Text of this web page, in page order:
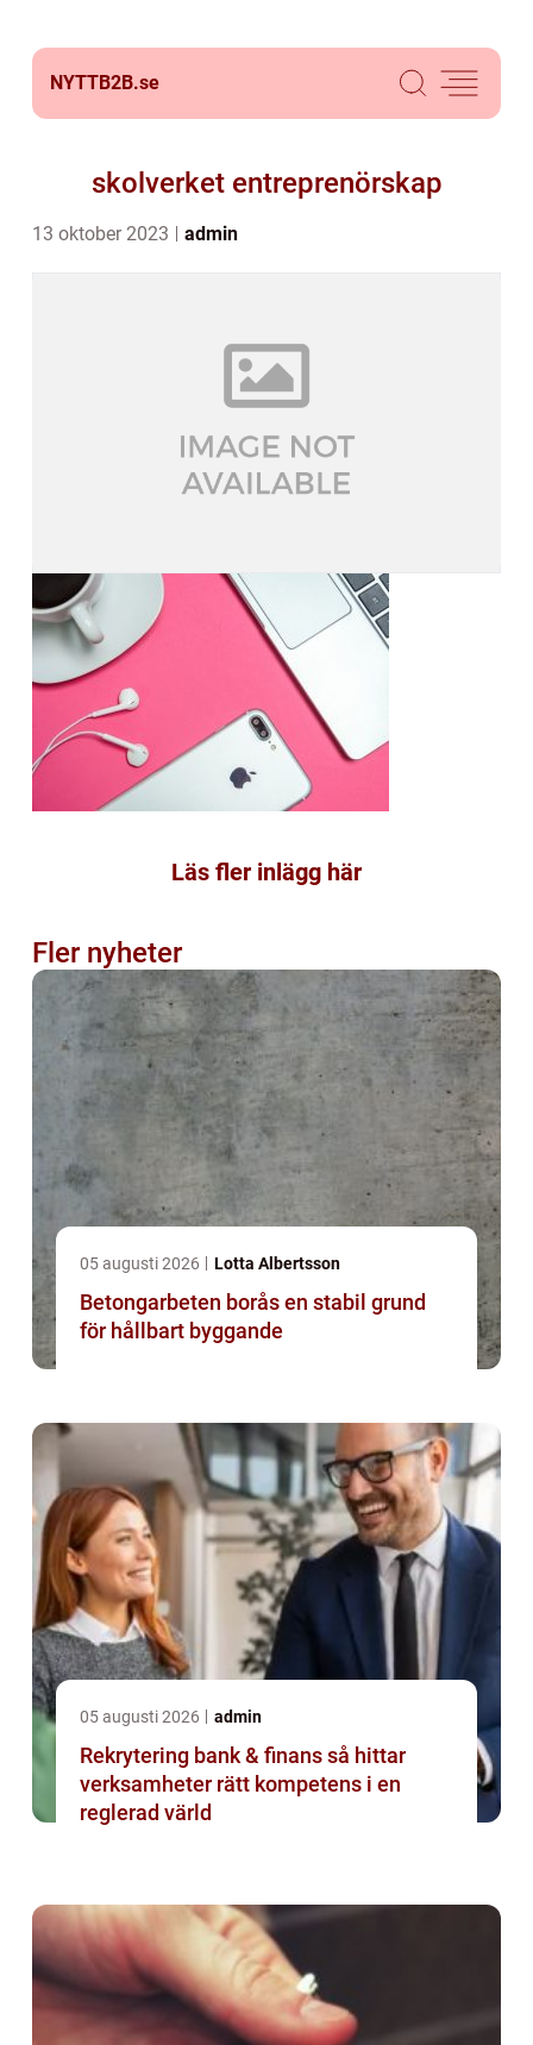
NYTTB2B.se
skolverket entreprenörskap
13 oktober 2023 admin
Läs fler inlägg här
Fler nyheter
05 augusti 2026 Lotta Albertsson
Betongarbeten borås en stabil grund
för hållbart byggande
05 augusti 2026 admin
Rekrytering bank & finans så hittar
verksamheter rätt kompetens i en
reglerad värld